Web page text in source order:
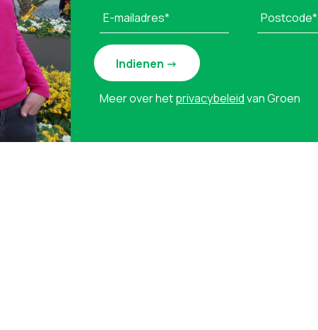
E-mailadres* Postcode*
Meer over hetprivacybeleidvan Groen